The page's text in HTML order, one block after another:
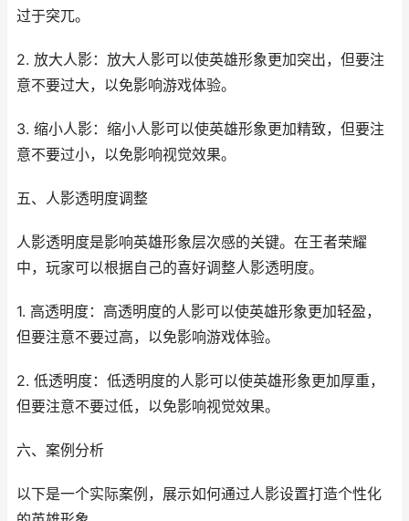
过于突兀。
2. 放大人影：放大人影可以使英雄形象更加突出，但要注
意不要过大，以免影响游戏体验。
3. 缩小人影：缩小人影可以使英雄形象更加精致，但要注
意不要过小，以免影响视觉效果。
五、人影透明度调整
人影透明度是影响英雄形象层次感的关键。在王者荣耀
中，玩家可以根据自己的喜好调整人影透明度。
1. 高透明度：高透明度的人影可以使英雄形象更加轻盈，
但要注意不要过高，以免影响游戏体验。
2. 低透明度：低透明度的人影可以使英雄形象更加厚重，
但要注意不要过低，以免影响视觉效果。
六、案例分析
以下是一个实际案例，展示如何通过人影设置打造个性化